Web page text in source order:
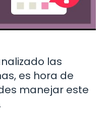
las
es hora de
manejar este